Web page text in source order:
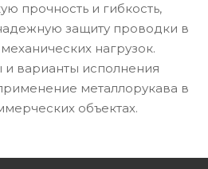
прочность и гибкость,
защиту проводки в
нагрузок.
варианты исполнения
металлорукава в
объектах.